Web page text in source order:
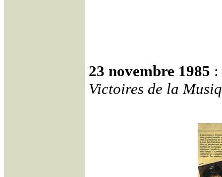
23 novembre 1985
Victoires de la